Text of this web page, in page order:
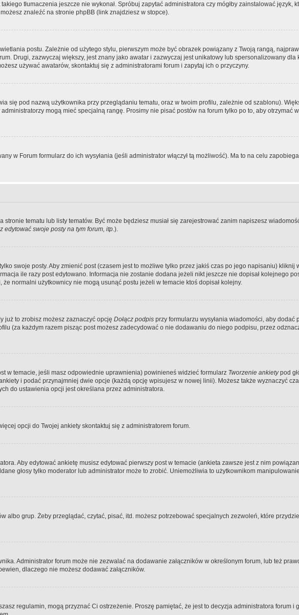
tłumaczenia jeszcze nie wykonał. Spróbuj zapytać administratora czy mógłby zainstalować język,
znaleźć na stronie phpBB (link znajdziesz w stopce).
postu. Zależnie od użytego stylu, pierwszym może być obrazek powiązany z Twoją rangą,
Drugi, zazwyczaj większy, jest znany jako awatar i zazwyczaj jest unikatowy lub spersonalizowany
używać awatarów, skontaktuj się z administratorami forum i zapytaj ich o przyczyny.
się pod nazwą użytkownika przy przeglądaniu tematu, oraz w twoim profilu, zależnie od szablonu).
mogą mieć specjalną rangę. Prosimy nie pisać postów na forum tylko po to, aby otrzymać
w Forum formularz do ich wysyłania (jeśli administrator włączył tą możliwość). Ma to na celu
tematu lub listy tematów. Być może będziesz musiał się zarejestrować zanim napiszesz
edytować swoje posty na tym forum, itp.).
swoje posty. Aby zmienić post (czasem jest to możliwe tylko przez jakiś czas po jego napisaniu) kliknij
ile razy post edytowano. Informacja nie zostanie dodana jeżeli nikt jeszcze nie dopisał kolejnego
normalni użytkownicy nie mogą usunąć postu jeżeli w temacie ktoś dopisał kolejny.
już to zrobisz możesz zaznaczyć opcję Dołącz podpis przy formularzu wysyłania wiadomości, aby
(za każdym razem pisząc post możesz zadecydować o nie dodawaniu do niego podpisu, przez
w temacie, jeśli masz odpowiednie uprawnienia) powinieneś widzieć formularz Tworzenie ankietypod
i podać przynajmniej dwie opcje (każdą opcję wpisujesz w nowej linii). Możesz także wyznaczyć
do ustawienia opcji jest określana przez administratora.
opcji do Twojej ankiety skontaktuj się z administratorem forum.
Aby edytować ankietę musisz edytować pierwszy post w temacie (ankieta zawsze jest z nim
głosy tylko moderator lub administrator może to zrobić. Uniemożliwia to użytkownikom
albo grup. Żeby przeglądać, czytać, pisać, itd. możesz potrzebować specjalnych zezwoleń, które
Administrator forum może nie zezwalać na dodawanie załączników w określonym forum, lub też
dlaczego nie możesz dodawać załączników.
regulamin, mogą przyznać Ci ostrzeżenie. Proszę pamiętać, że jest to decyzja administratora forum i